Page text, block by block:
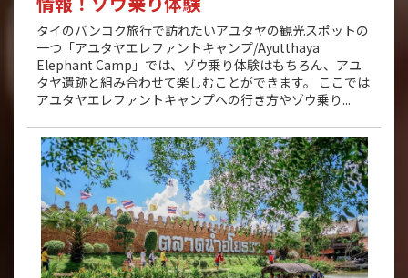
タイのバンコク旅行で訪れたいアユタヤの観光スポットの
一つ「アユタヤエレファントキャンプ/Ayutthaya
Elephant Camp」では、ゾウ乗り体験はもちろん、アユ
タヤ遺跡と組み合わせて楽しむことができます。 ここでは
アユタヤエレファントキャンプへの行き方やゾウ乗り...